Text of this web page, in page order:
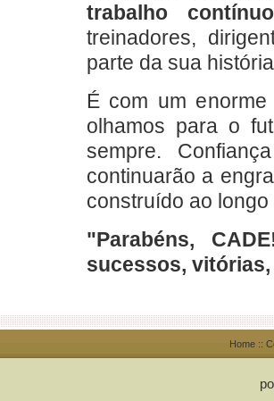
trabalho
treinadores,
parte da sua
É com um
olhamos para o
sempre.
continuarão a
construído ao
"Parabéns,
sucessos,
Home ::